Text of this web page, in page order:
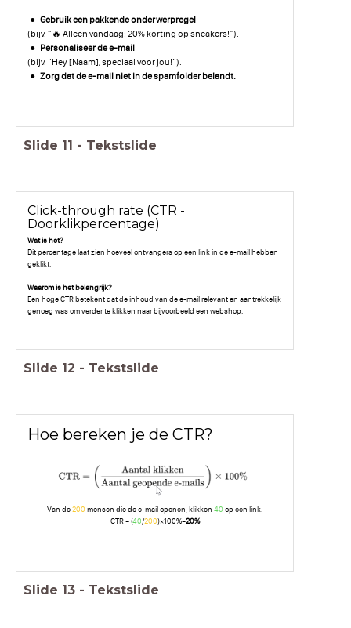
Gebruik een pakkende onderwerpregel
(bijv. “🔥 Alleen vandaag: 20% korting op sneakers!”).
Personaliseer de e-mail
(bijv. “Hey [Naam], speciaal voor jou!”).
Zorg dat de e-mail niet in de spamfolder belandt.
Slide 11 - Tekstslide
Click-through rate (CTR -
Doorklikpercentage)
Wat is het?
Dit percentage laat zien hoeveel ontvangers op een link in de e-mail hebben
geklikt.
Waarom is het belangrijk?
Een hoge CTR betekent dat de inhoud van de e-mail relevant en aantrekkelijk
genoeg was om verder te klikken naar bijvoorbeeld een webshop.
Slide 12 - Tekstslide
Hoe bereken je de CTR?
Van de200 mensen die de e-mail openen, klikken 40 op een link.
CTR = (40/200)×100%=20%
Slide 13 - Tekstslide